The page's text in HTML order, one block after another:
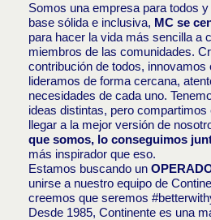
Somos una empresa para todos
base sólida e inclusiva, MC se
para hacer la vida más sencilla a
miembros de las comunidades.
contribución de todos, innovamos
lideramos de forma cercana,
necesidades de cada uno.
ideas distintas, pero
llegar a la mejor versión de
que somos, lo conseguimos
más inspirador que eso.
Estamos buscando un
unirse a nuestro equipo de
creemos que seremos
Desde 1985, Continente es una